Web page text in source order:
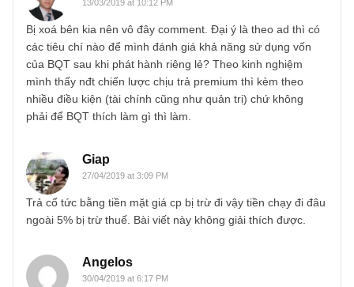
RICONS & CTD: Hai trường hợp tương
phản lạ lùng
(Cập nhật tháng 04/2019) Cách đây non 2 tháng trong ấn phẩm
giá trị số XIX, chúng tôi có phân tích qua case RICONS sau khi
READ MORE